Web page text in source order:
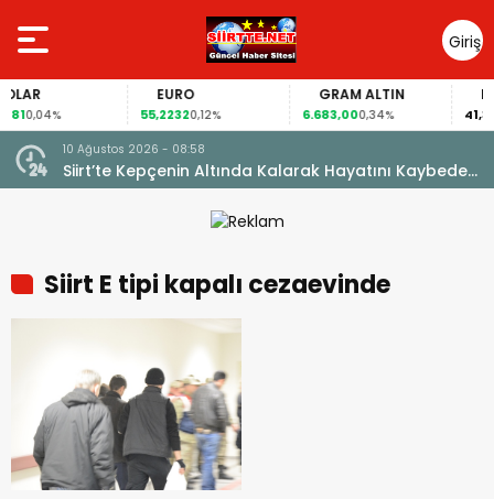
Giriş
Yap
0,04%
EURO
55,22320,12%
GRAM ALTIN
6.683,000,34%
FAİZ
41,30
10 Ağustos 2026 - 08:58
Siirt’te Kepçenin Altında Kalarak Hayatını Kaybeden
Emin Kubay Defnedildi
Siirt E tipi kapalı cezaevinde
haberleri